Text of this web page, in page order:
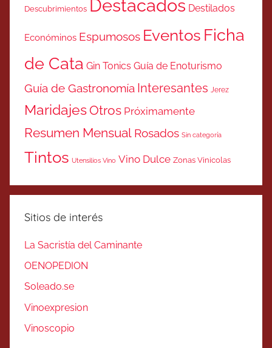
Descubrimientos Destacados Destilados
Económinos Espumosos Eventos Ficha
de Cata Gin Tonics Guía de Enoturismo
Guía de Gastronomía Interesantes Jerez
MaridajesOtros Próximamente
Resumen Mensual Rosados Sin categoría
Tintos Utensilios Vino Vino Dulce Zonas Vinicolas
Sitios de interés
La Sacristía del Caminante
OENOPEDION
Soleado.se
Vinoexpresion
Vinoscopio